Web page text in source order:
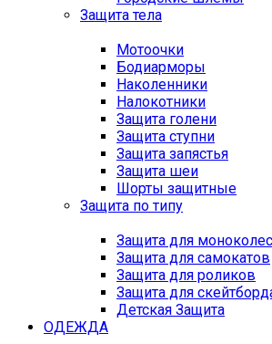
Защита тела
Мотоочки
Бодиарморы
Наколенники
Налокотники
Защита голени
Защита ступни
Защита запястья
Защита шеи
Шорты защитные
Защита по типу
Защита для
Защита для самокатов
Защита для роликов
Защита для
Детская Защита
ОДЕЖДА